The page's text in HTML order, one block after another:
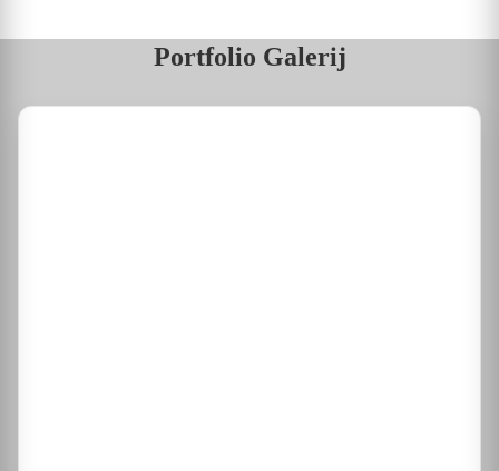
Portfolio Galerij